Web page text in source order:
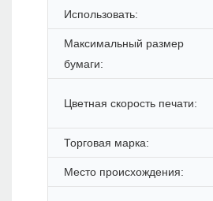
Использовать:
Максимальный размер
бумаги:
Цветная скорость печати:
Торговая марка:
Место происхождения: